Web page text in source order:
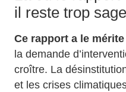
il reste trop sage
Ce rapport a le
la demande
croître. La
et les crises